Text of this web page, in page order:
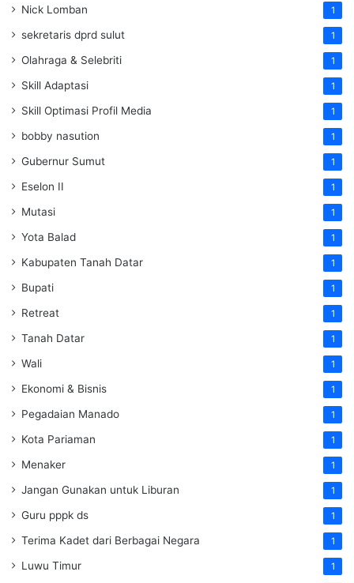
Nick Lomban 1
sekretaris dprd sulut 1
Olahraga & Selebriti 1
Skill Adaptasi 1
Skill Optimasi Profil Media 1
bobby nasution 1
Gubernur Sumut 1
Eselon II 1
Mutasi 1
Yota Balad 1
Kabupaten Tanah Datar 1
Bupati 1
Retreat 1
Tanah Datar 1
Wali 1
Ekonomi & Bisnis 1
Pegadaian Manado 1
Kota Pariaman 1
Menaker 1
Jangan Gunakan untuk Liburan 1
Guru pppk ds 1
Terima Kadet dari Berbagai Negara 1
Luwu Timur 1